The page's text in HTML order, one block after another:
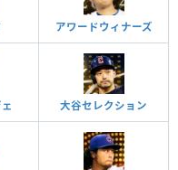
アワードウィナーズ
大谷セレクション